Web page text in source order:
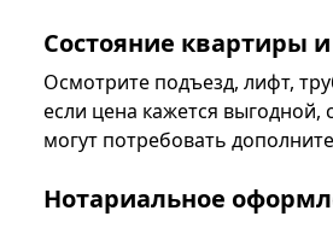
Состояние квартиры
Осмотрите подъезд, лифт,
если цена кажется выгодной,
могут потребовать
Нотариальное